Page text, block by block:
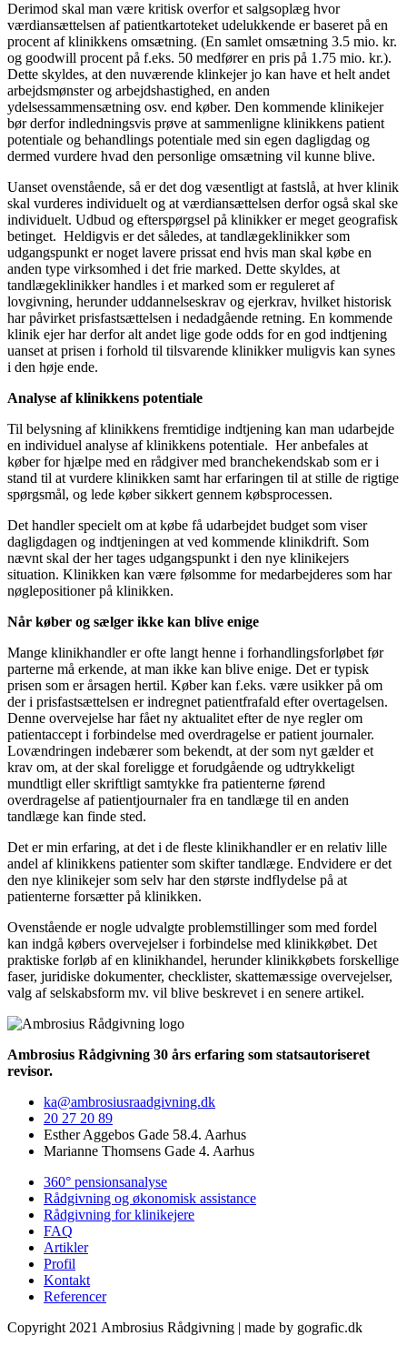
Derimod skal man være kritisk overfor et salgsoplæg hvor
værdiansættelsen af patientkartoteket udelukkende er baseret på en
procent af klinikkens omsætning. (En samlet omsætning 3.5 mio. kr.
og goodwill procent på f.eks. 50 medfører en pris på 1.75 mio. kr.).
Dette skyldes, at den nuværende klinkejer jo kan have et helt andet
arbejdsmønster og arbejdshastighed, en anden
ydelsessammensætning osv. end køber. Den kommende klinikejer
bør derfor indledningsvis prøve at sammenligne klinikkens patient
potentiale og behandlings potentiale med sin egen dagligdag og
dermed vurdere hvad den personlige omsætning vil kunne blive.
Uanset ovenstående, så er det dog væsentligt at fastslå, at hver klinik
skal vurderes individuelt og at værdiansættelsen derfor også skal ske
individuelt. Udbud og efterspørgsel på klinikker er meget geografisk
betinget. Heldigvis er det således, at tandlægeklinikker som
udgangspunkt er noget lavere prissat end hvis man skal købe en
anden type virksomhed i det frie marked. Dette skyldes, at
tandlægeklinikker handles i et marked som er reguleret af
lovgivning, herunder uddannelseskrav og ejerkrav, hvilket historisk
har påvirket prisfastsættelsen i nedadgående retning. En kommende
klinik ejer har derfor alt andet lige gode odds for en god indtjening
uanset at prisen i forhold til tilsvarende klinikker muligvis kan synes
i den høje ende.
Analyse af klinikkens potentiale
Til belysning af klinikkens fremtidige indtjening kan man udarbejde
en individuel analyse af klinikkens potentiale. Her anbefales at
køber for hjælpe med en rådgiver med branchekendskab som er i
stand til at vurdere klinikken samt har erfaringen til at stille de rigtige
spørgsmål, og lede køber sikkert gennem købsprocessen.
Det handler specielt om at købe få udarbejdet budget som viser
dagligdagen og indtjeningen at ved kommende klinikdrift. Som
nævnt skal der her tages udgangspunkt i den nye klinikejers
situation. Klinikken kan være følsomme for medarbejderes som har
nøglepositioner på klinikken.
Når køber og sælger ikke kan blive enige
Mange klinikhandler er ofte langt henne i forhandlingsforløbet før
parterne må erkende, at man ikke kan blive enige. Det er typisk
prisen som er årsagen hertil. Køber kan f.eks. være usikker på om
der i prisfastsættelsen er indregnet patientfrafald efter overtagelsen.
Denne overvejelse har fået ny aktualitet efter de nye regler om
patientaccept i forbindelse med overdragelse er patient journaler.
Lovændringen indebærer som bekendt, at der som nyt gælder et
krav om, at der skal foreligge et forudgående og udtrykkeligt
mundtligt eller skriftligt samtykke fra patienterne førend
overdragelse af patientjournaler fra en tandlæge til en anden
tandlæge kan finde sted.
Det er min erfaring, at det i de fleste klinikhandler er en relativ lille
andel af klinikkens patienter som skifter tandlæge. Endvidere er det
den nye klinikejer som selv har den største indflydelse på at
patienterne forsætter på klinikken.
Ovenstående er nogle udvalgte problemstillinger som med fordel
kan indgå købers overvejelser i forbindelse med klinikkøbet. Det
praktiske forløb af en klinikhandel, herunder klinikkøbets forskellige
faser, juridiske dokumenter, checklister, skattemæssige overvejelser,
valg af selskabsform mv. vil blive beskrevet i en senere artikel.
Ambrosius Rådgivning 30 års erfaring som statsautoriseret
revisor.
ka@ambrosiusraadgivning.dk
20 27 20 89
Esther Aggebos Gade 58.4. Aarhus
Marianne Thomsens Gade 4. Aarhus
360° pensionsanalyse
Rådgivning og økonomisk assistance
Rådgivning for klinikejere
FAQ
Artikler
Profil
Kontakt
Referencer
Copyright 2021 Ambrosius Rådgivning | made by gografic.dk